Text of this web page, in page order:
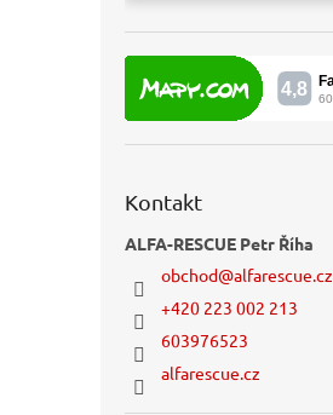
Kontakt
ALFA-RESCUE Petr Říha
obchod@alfarescue.cz
+420 223 002 213
603976523
alfarescue.cz